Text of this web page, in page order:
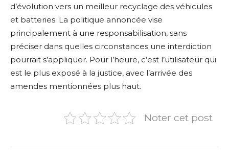
d’évolution vers un meilleur recyclage des véhicules
et batteries. La politique annoncée vise
principalement à une responsabilisation, sans
préciser dans quelles circonstances une interdiction
pourrait s’appliquer. Pour l’heure, c’est l’utilisateur qui
est le plus exposé à la justice, avec l’arrivée des
amendes mentionnées plus haut.
Noter cet post